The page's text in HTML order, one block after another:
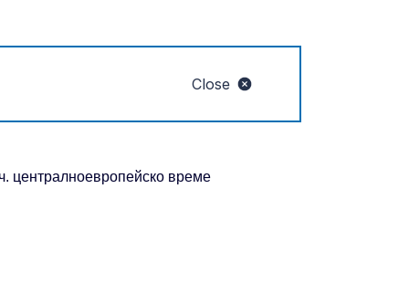
Close
централноевропейско време